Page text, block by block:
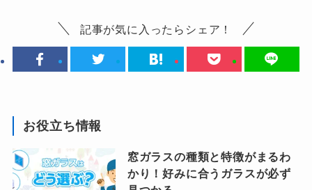
記事が気に入ったらシェア！
お役立ち情報
窓ガラスの種類と特徴がまるわ
かり！好みに合うガラスが必ず